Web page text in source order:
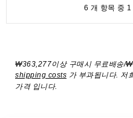
6 개 항목 중
₩363,277이상 구매시 무료배송/
shipping costs 가 부과됩니다. 저
가격 입니다.